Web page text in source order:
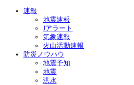
速報
地震速報
Jアラート
気象速報
火山活動速報
防災ノウハウ
地震予知
地震
洪水